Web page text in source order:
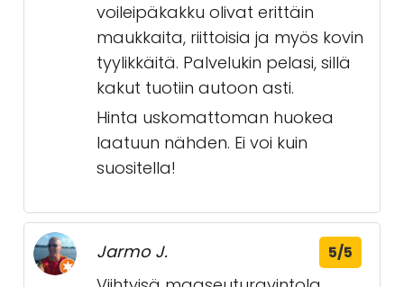
voileipäkakku olivat erittäin
maukkaita, riittoisia ja myös kovin
tyylikkäitä. Palvelukin pelasi, sillä
kakut tuotiin autoon asti.
Hinta uskomattoman huokea
laatuun nähden. Ei voi kuin
suositella!
Jarmo J. 5/5